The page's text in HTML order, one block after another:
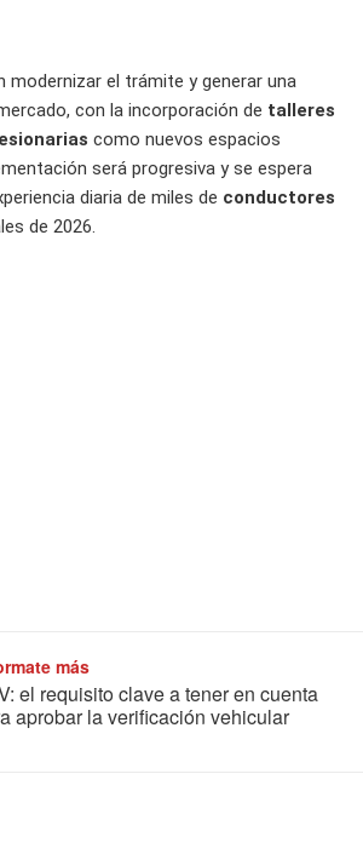
modernizar el trámite y generar una
con la incorporación de talleres
como nuevos espacios
será progresiva y se espera
diaria de miles de conductores
de 2026.
más
el requisito clave a tener en cuenta
aprobar la verificación vehicular